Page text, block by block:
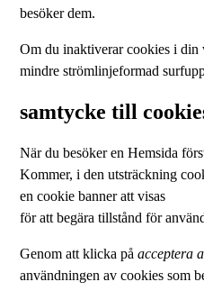
besöker dem.
Om du inaktiverar cookies i din
mindre strömlinjeformad
samtycke till
När du besöker en Hemsida
Kommer, i den utsträckning
en cookie banner att visas
för att begära tillstånd för
Genom att klicka påacceptera
användningen av cookies som